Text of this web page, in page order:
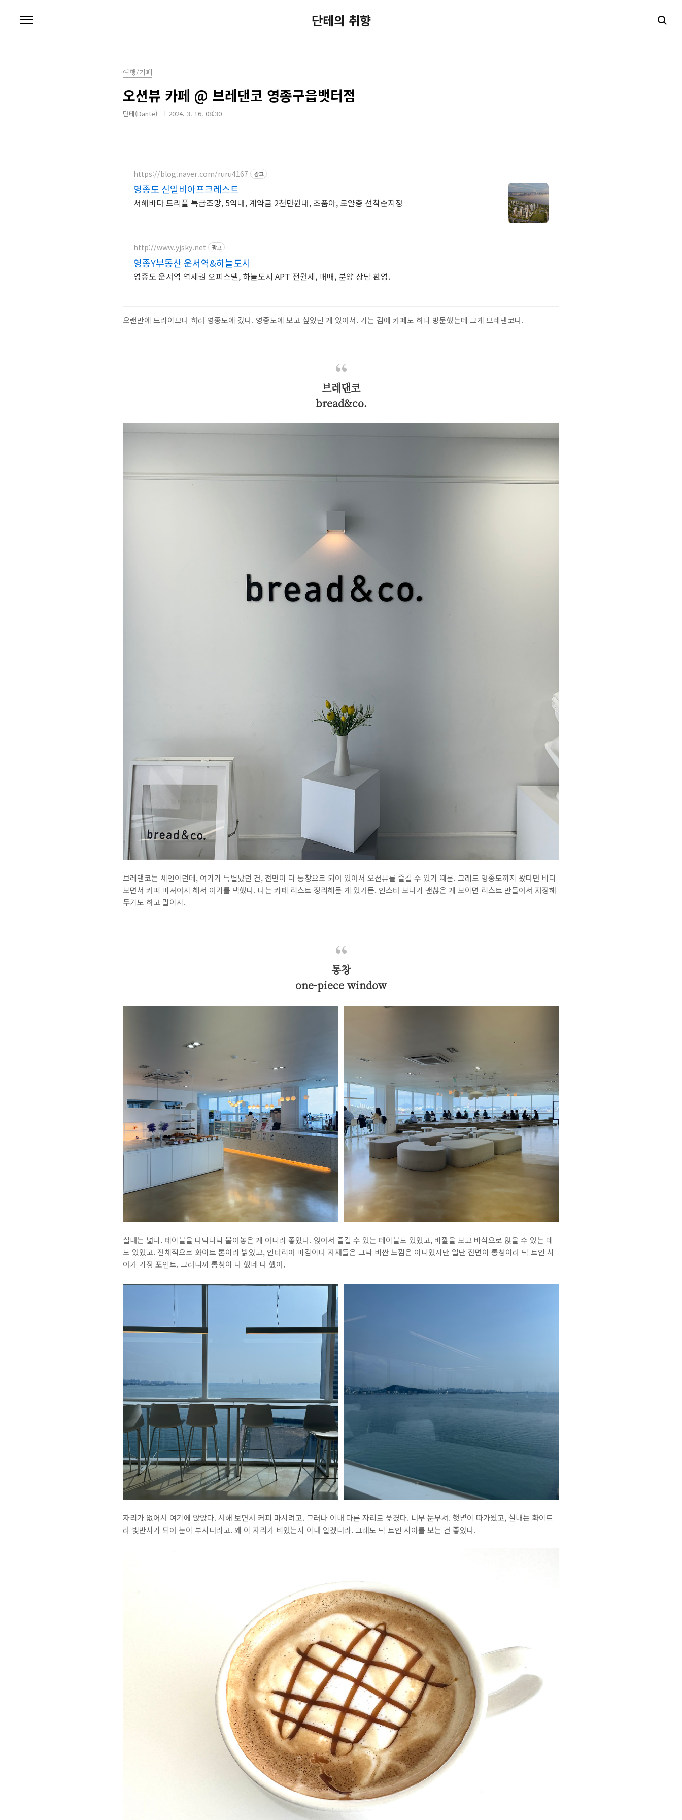
단테의 취향
여행/카페
오션뷰 카페 @ 브레댄코 영종구읍뱃터점
단테(Dante) 2024. 3. 16. 08:30
https://blog.naver.com/ruru4167 광고
영종도 신일비아프크레스트
서해바다 트리플 특급조망, 5억대, 계약금 2천만원대, 초품아, 로얄층 선착순지정
http://www.yjsky.net 광고
영종Y부동산 운서역&하늘도시
영종도 운서역 역세권 오피스텔, 하늘도시 APT 전월세, 매매, 분양 상담 환영.
오랜만에 드라이브나 하러 영종도에 갔다. 영종도에 보고 싶었던 게 있어서. 가는 김에 카페도 하나 방문했는데 그게 브레댄코다.
브레댄코
bread&co.
브레댄코는 체인이던데, 여기가 특별났던 건, 전면이 다 통창으로 되어 있어서 오션뷰를 즐길 수 있기 때문. 그래도 영종도까지 왔다면 바다
보면서 커피 마셔야지 해서 여기를 택했다. 나는 카페 리스트 정리해둔 게 있거든. 인스타 보다가 괜찮은 게 보이면 리스트 만들어서 저장해
두기도 하고 말이지.
통창
one-piece window
실내는 넓다. 테이블을 다닥다닥 붙여놓은 게 아니라 좋았다. 앉아서 즐길 수 있는 테이블도 있었고, 바깥을 보고 바식으로 앉을 수 있는 데
도 있었고. 전체적으로 화이트 톤이라 밝았고, 인터리어 마감이나 자재들은 그닥 비싼 느낌은 아니었지만 일단 전면이 통창이라 탁 트인 시
야가 가장 포인트. 그러니까 통창이 다 했네 다 했어.
자리가 없어서 여기에 앉았다. 서해 보면서 커피 마시려고. 그러나 이내 다른 자리로 옮겼다. 너무 눈부셔. 햇볕이 따가웠고, 실내는 화이트
라 빛반사가 되어 눈이 부시더라고. 왜 이 자리가 비었는지 이내 알겠더라. 그래도 탁 트인 시야를 보는 건 좋았다.